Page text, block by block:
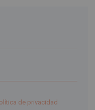
de privacidad